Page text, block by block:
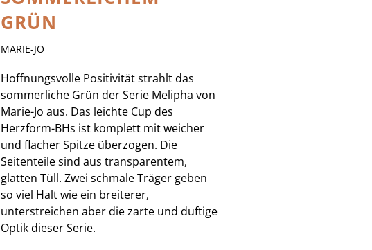
GRÜN
MARIE-JO
Hoffnungsvolle Positivität strahlt das
sommerliche Grün der Serie Melipha von
Marie-Jo aus. Das leichte Cup des
Herzform-BHs ist komplett mit weicher
und flacher Spitze überzogen. Die
Seitenteile sind aus transparentem,
glatten Tüll. Zwei schmale Träger geben
so viel Halt wie ein breiterer,
unterstreichen aber die zarte und duftige
Optik dieser Serie.